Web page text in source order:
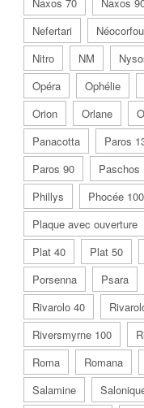
Nefertari
Nitro
NM
Opéra
Ophélie
Orion
Orlane
Panacotta
Paros
Paros 90
Paschos
Phillys
Phocée 100
Plaque avec ouverture
Plat 40
Plat 50
Porsenna
Psara
Rivarolo 40
Riversmyrne 100
Roma
Romana
Salamine